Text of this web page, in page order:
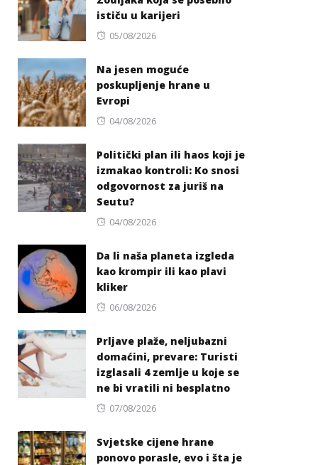
ističu u karijeri
Posted
05/08/2026
Na jesen moguće
poskupljenje hrane u
Evropi
Posted
04/08/2026
Politički plan ili haos koji je
izmakao kontroli: Ko snosi
odgovornost za juriš na
Seutu?
Posted
04/08/2026
Da li naša planeta izgleda
kao krompir ili kao plavi
kliker
Posted
06/08/2026
Prljave plaže, neljubazni
domaćini, prevare: Turisti
izglasali 4 zemlje u koje se
ne bi vratili ni besplatno
Posted
07/08/2026
Svjetske cijene hrane
ponovo porasle, evo i šta je